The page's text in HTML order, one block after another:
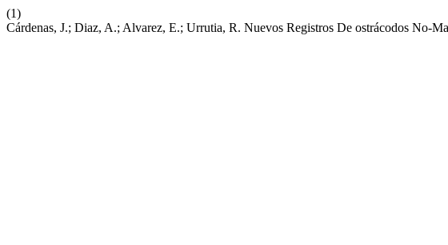
(1)
Cárdenas, J.; Diaz, A.; Alvarez, E.; Urrutia, R. Nuevos Registros De ostrácodos No-